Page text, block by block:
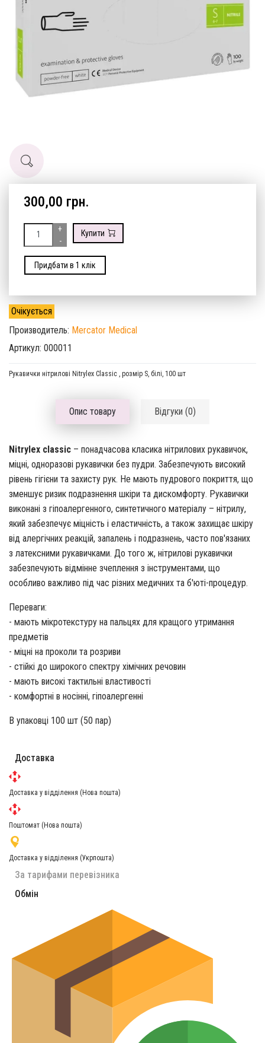
300,00 грн.
+
-
Купити
Придбати в 1 клік
Очікується
Производитель: Mercator Medical
Артикул: 000011
Рукавички нітрилові Nitrylex Classic , розмір S, білі, 100 шт
Опис товару Відгуки (0)
Nitrylex classic – понадчасова класика нітрилових рукавичок,
міцні, одноразові рукавички без пудри. Забезпечують високий
рівень гігієни та захисту рук. Не мають пудрового покриття, що
зменшує ризик подразнення шкіри та дискомфорту. Рукавички
виконані з гіпоалергенного, синтетичного матеріалу – нітрилу,
який забезпечує міцність і еластичність, а також захищає шкіру
від алергічних реакцій, запалень і подразнень, часто пов'язаних
з латексними рукавичками. До того ж, нітрилові рукавички
забезпечують відмінне зчеплення з інструментами, що
особливо важливо під час різних медичних та б'юті-процедур.
Переваги:
- мають мікротекстуру на пальцях для кращого утримання
предметів
- міцні на проколи та розриви
- стійкі до широкого спектру хімічних речовин
- мають високі тактильні властивості
- комфортні в носінні, гіпоалергенні
В упаковці 100 шт (50 пар)
Доставка
Доставка у відділення (Нова пошта)
Поштомат (Нова пошта)
Доставка у відділення (Укрпошта)
За тарифами перевізника
Обмін